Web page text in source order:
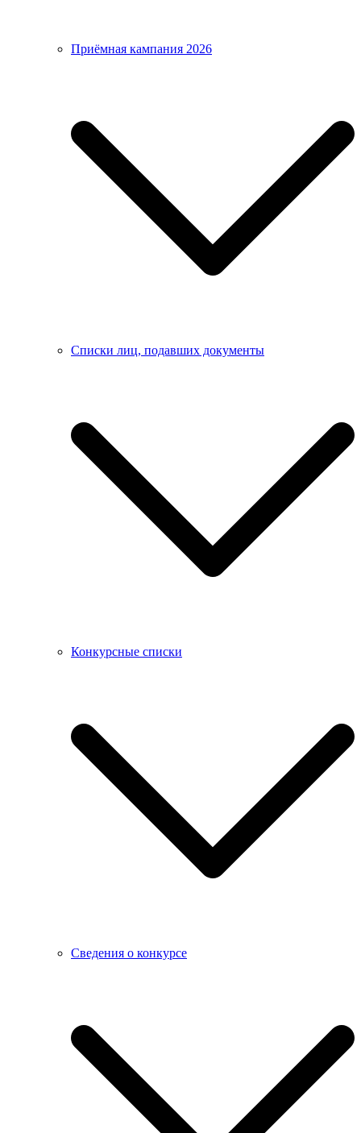
Приёмная кампания 2026
Списки лиц, подавших документы
Конкурсные списки
Сведения о конкурсе